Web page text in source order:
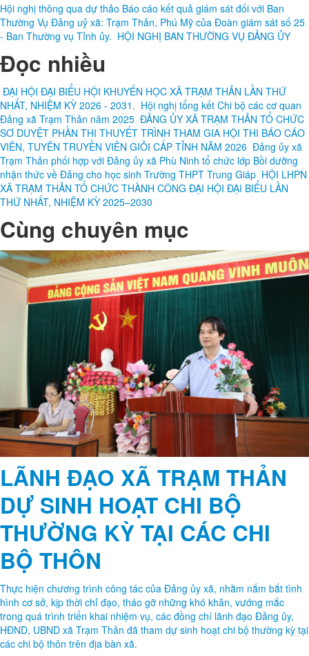
Hội nghị thông qua dự thảo Báo cáo kết quả giám sát đối với Ban
Thường Vụ Đảng uỷ xã: Trạm Thản, Phú Mỹ của Đoàn giám sát số 25
- Ban Thường vụ Tỉnh ủy.
HỘI NGHỊ BAN THƯỜNG VỤ ĐẢNG ỦY
Đọc nhiều
ĐẠI HỘI ĐẠI BIỂU HỘI KHUYẾN HỌC XÃ TRẠM THẢN LẦN THỨ
NHẤT, NHIỆM KỲ 2026 - 2031.
Hội nghị tổng kết Chi bộ các cơ quan
Đảng xã Trạm Thản năm 2025 ĐẢNG ỦY XÃ TRẠM THẢN TỔ CHỨC
SƠ DUYỆT PHẦN THI THUYẾT TRÌNH THAM GIA HỘI THI BÁO CÁO
VIÊN, TUYÊN TRUYỀN VIÊN GIỎI CẤP TỈNH NĂM 2026 Đảng ủy xã
Trạm Thản phối hợp với Đảng ủy xã Phù Ninh tổ chức lớp Bồi dưỡng
nhận thức về Đảng cho học sinh Trường THPT Trung Giáp HỘI LHPN
XÃ TRẠM THẢN TỔ CHỨC THÀNH CÔNG ĐẠI HỘI ĐẠI BIỂU LẦN
THỨ NHẤT, NHIỆM KỲ 2025–2030
Cùng chuyên mục